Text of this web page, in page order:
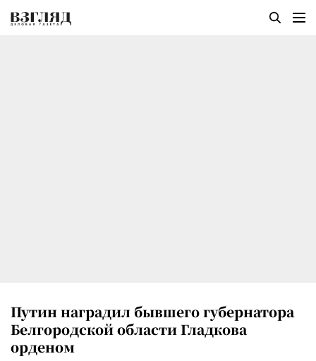
Путин наградил бывшего губернатора
Белгородской области Гладкова
орденом